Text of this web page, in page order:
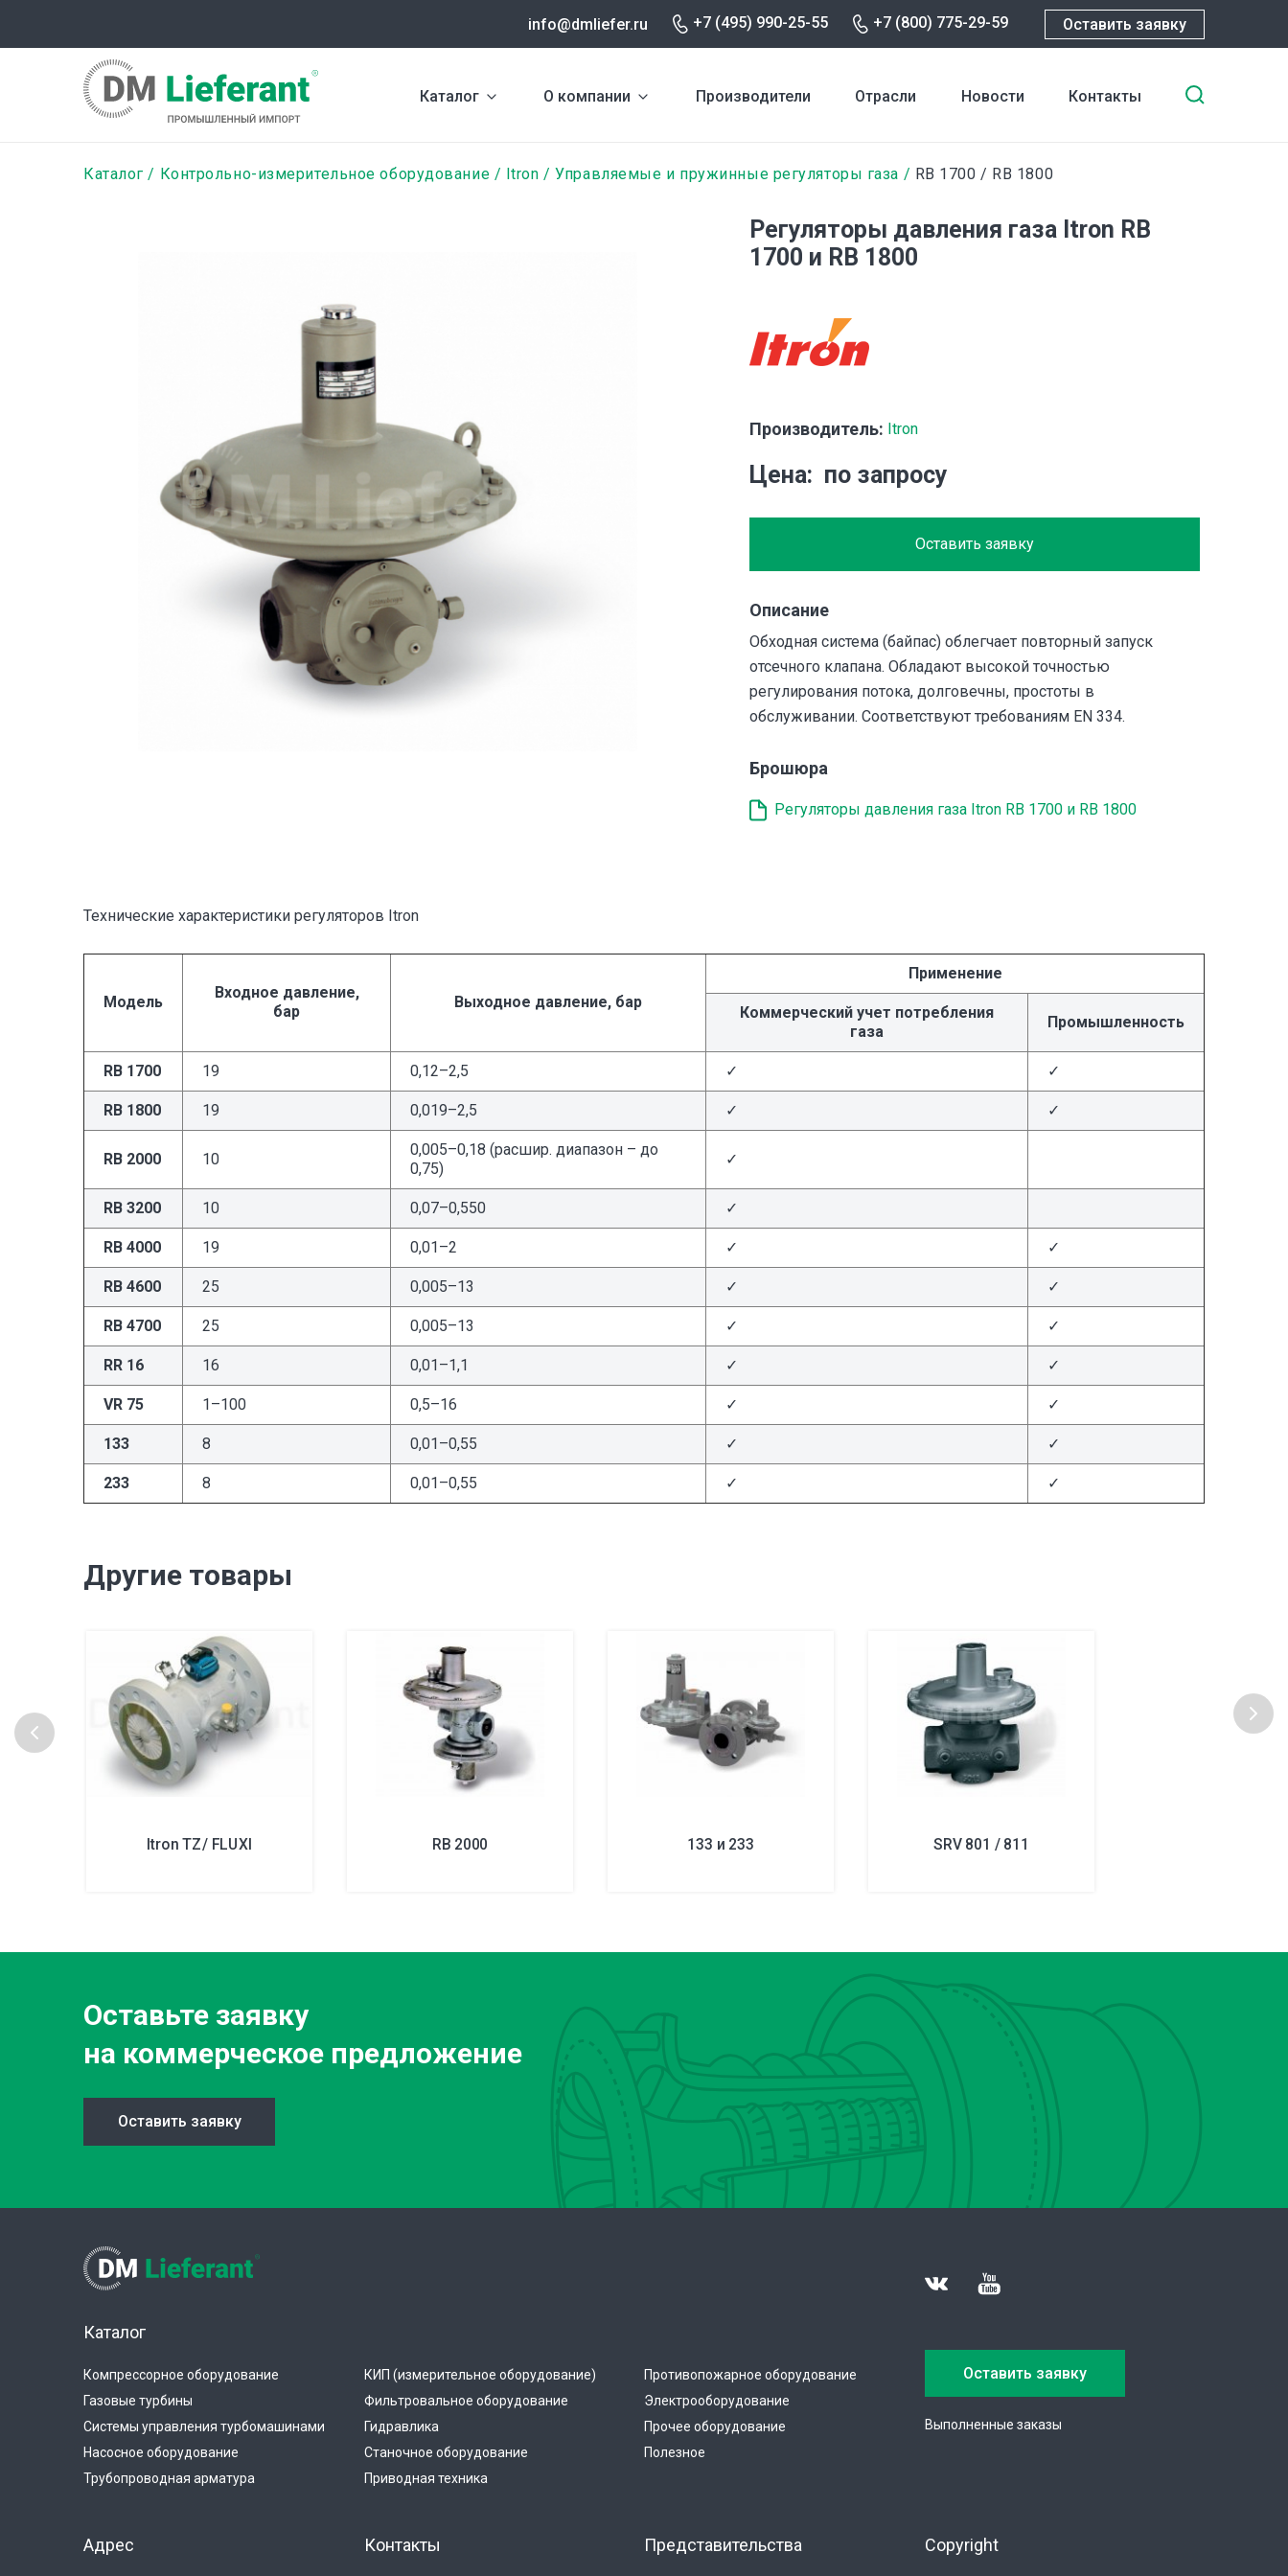
содержанию
info@dmliefer.ru +7 (495) 990-25-55 +7 (800) 775-29-59 Оставить заявку
Каталог О компании Производители Отрасли Новости Контакты
Строка
Каталог Контрольно-измерительное оборудование Itron Управляемые и пружинные регуляторы газа RB 1700 / RB 1800
Регуляторы давления газа Itron RB
1700 и RB 1800
Производитель: Itron
Цена по запросу
Оставить заявку
Описание
Обходная система (байпас) облегчает повторный запуск
отсечного клапана. Обладают высокой точностью
регулирования потока, долговечны, простоты в
обслуживании. Соответствуют требованиям EN 334.
Брошюра
Регуляторы давления газа Itron RB 1700 и RB 1800
Технические характеристики регуляторов Itron
Модель
Входное давление,
бар
Выходное давление, бар
Применение
Коммерческий учет потребления
газа
Промышленность
RB 1700 19 0,12–2,5 ✓ ✓
RB 1800 19 0,019–2,5 ✓ ✓
RB 2000 10
0,005–0,18 (расшир. диапазон – до
0,75)
✓
RB 3200 10 0,07–0,550 ✓
RB 4000 19 0,01–2 ✓ ✓
RB 4600 25 0,005–13 ✓ ✓
RB 4700 25 0,005–13 ✓ ✓
RR 16 16 0,01–1,1 ✓ ✓
VR 75 1–100 0,5–16 ✓ ✓
133 8 0,01–0,55 ✓ ✓
233 8 0,01–0,55 ✓ ✓
Другие товары
Itron TZ/ FLUXI RB 2000 133 и 233 SRV 801 / 811
Оставьте заявку
на коммерческое предложение
Оставить заявку
Каталог
Компрессорное оборудование
Газовые турбины
Системы управления турбомашинами
Насосное оборудование
Трубопроводная арматура
КИП (измерительное оборудование)
Фильтровальное оборудование
Гидравлика
Станочное оборудование
Приводная техника
Противопожарное оборудование
Электрооборудование
Прочее оборудование
Полезное
Оставить заявку
Выполненные заказы
Адрес Контакты Представительства Copyright